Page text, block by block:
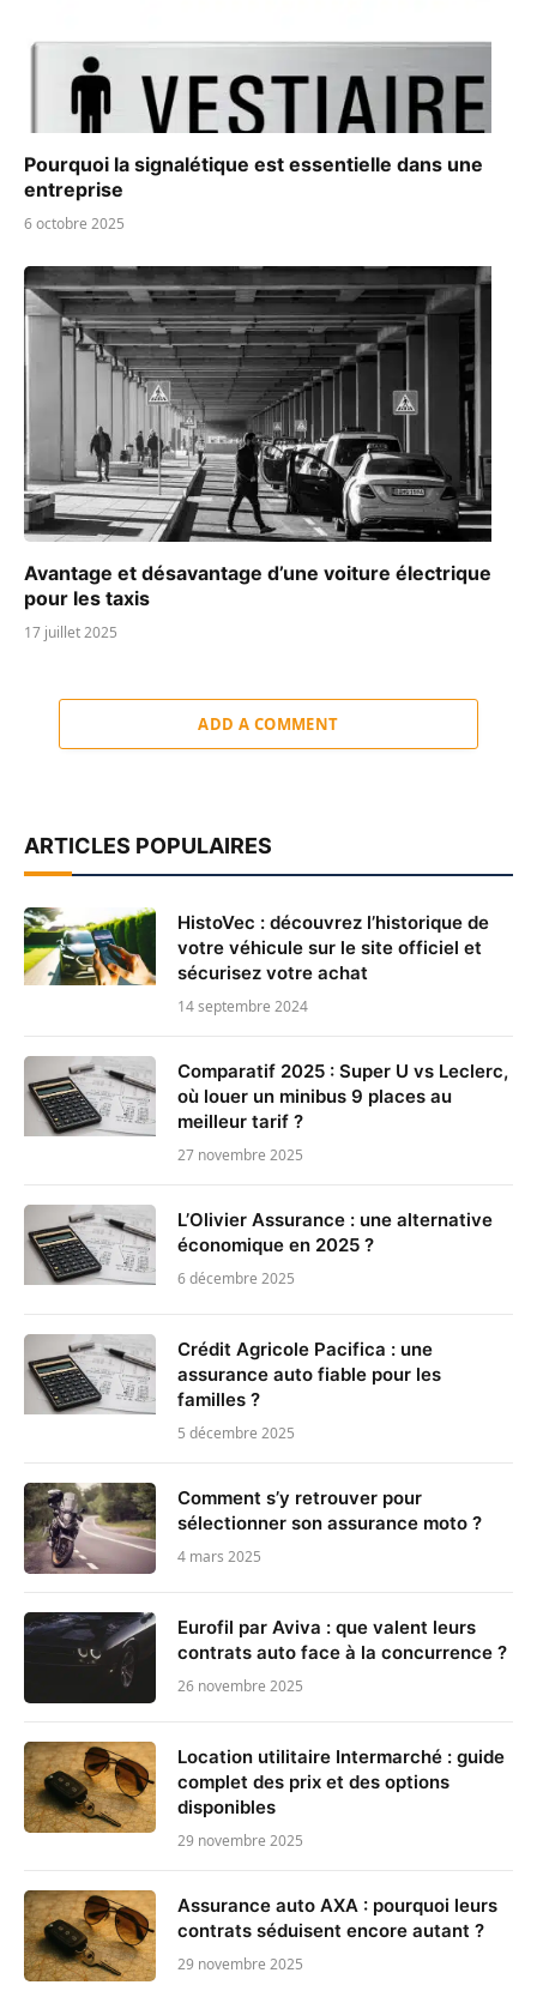
Pourquoi la signalétique est essentielle dans une
entreprise
6 octobre 2025
Avantage et désavantage d’une voiture électrique
pour les taxis
17 juillet 2025
ADD A COMMENT
ARTICLES POPULAIRES
HistoVec : découvrez l’historique de
votre véhicule sur le site officiel et
sécurisez votre achat
14 septembre 2024
Comparatif 2025 : Super U vs Leclerc,
où louer un minibus 9 places au
meilleur tarif ?
27 novembre 2025
L’Olivier Assurance : une alternative
économique en 2025 ?
6 décembre 2025
Crédit Agricole Pacifica : une
assurance auto fiable pour les
familles ?
5 décembre 2025
Comment s’y retrouver pour
sélectionner son assurance moto ?
4 mars 2025
Eurofil par Aviva : que valent leurs
contrats auto face à la concurrence ?
26 novembre 2025
Location utilitaire Intermarché : guide
complet des prix et des options
disponibles
29 novembre 2025
Assurance auto AXA : pourquoi leurs
contrats séduisent encore autant ?
29 novembre 2025